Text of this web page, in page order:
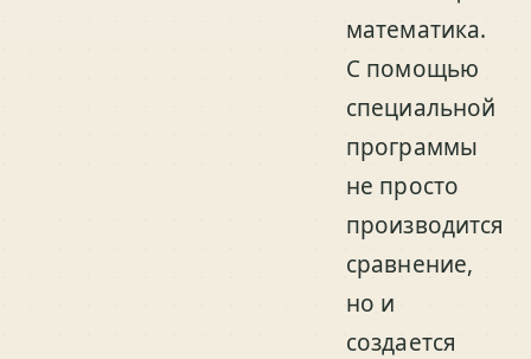
математика.
С помощью
специальной
программы
не просто
производится
сравнение,
но и
создается